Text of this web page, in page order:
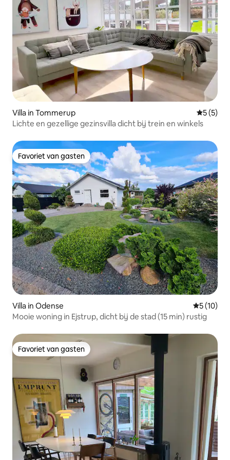
Villa in Tommerup
5 (5)
Lichte en gezellige gezinsvilla dicht bij trein en winkels
Favoriet van gasten
Favoriet van gasten
Villa in Odense
5 (10)
Mooie woning in Ejstrup, dicht bij de stad (15 min) rustig
Favoriet van gasten
Favoriet van gasten